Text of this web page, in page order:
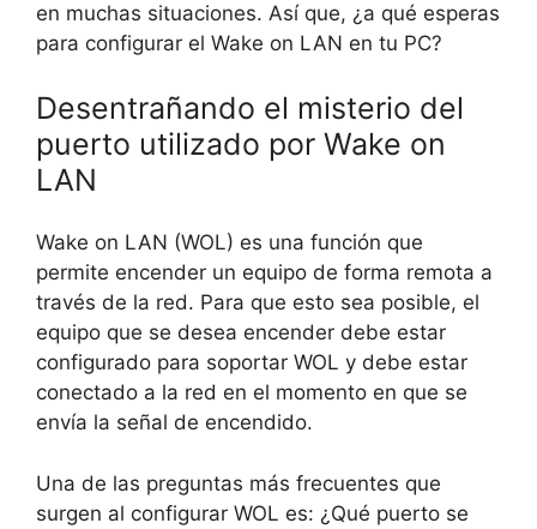
en muchas situaciones. Así que, ¿a qué esperas
para configurar el Wake on LAN en tu PC?
Desentrañando el misterio del
puerto utilizado por Wake on
LAN
Wake on LAN (WOL) es una función que
permite encender un equipo de forma remota a
través de la red. Para que esto sea posible, el
equipo que se desea encender debe estar
configurado para soportar WOL y debe estar
conectado a la red en el momento en que se
envía la señal de encendido.
Una de las preguntas más frecuentes que
surgen al configurar WOL es: ¿Qué puerto se